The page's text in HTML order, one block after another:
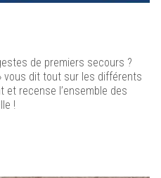
de premiers secours ?
vous dit tout sur les différents
recense l’ensemble des
!